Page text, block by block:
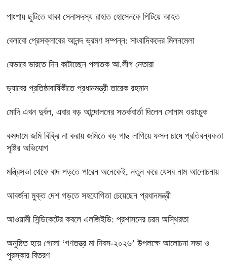
পাংশায় ছুটিতে থাকা সেনাসদস্য রাহাত হোসেনকে পিটিয়ে আহত
বেলাবো প্রেসক্লাবের আনন্দ ভ্রমণ সম্পন্ন: সাংবাদিকদের মিলনমেলা
যেভাবে ভারতে দিন কাটাচ্ছেন পলাতক আ.লীগ নেতারা
ড্যাবের প্রতিষ্ঠাবার্ষিকীতে প্রধানমন্ত্রী তারেক রহমান
মোদি এখন দুর্বল, এবার বড় আন্দোলনের সতর্কবার্তা দিলেন সোনাম ওয়াংচুক
কমদামে জমি বিক্রি না করায় জমিতে বড় গাছ লাগিয়ে ফসল চাষে প্রতিবন্ধকতা
সৃষ্টির অভিযোগ
মন্ত্রিসভা থেকে বাদ পড়তে পারেন অনেকেই, নতুন করে যেসব নাম আলোচনায়
আবর্জনা মুক্ত দেশ গড়তে সহযোগিতা চেয়েছেন প্রধানমন্ত্রী
‎আওয়ামী সিন্ডিকেটের কবলে এলজিইডি: প্রশাসনের চরম অস্থিরতা
অনুষ্ঠিত হয়ে গেলো ‘গণতন্ত্র মা দিবস-২০২৬’ উপলক্ষে আলোচনা সভা ও
পুরস্কার বিতরণ